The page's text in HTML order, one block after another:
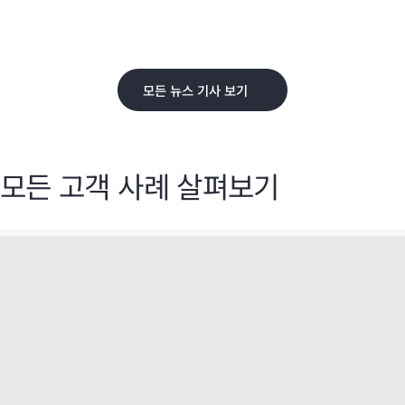
모든 뉴스 기사 보기
모든 고객 사례 살펴보기